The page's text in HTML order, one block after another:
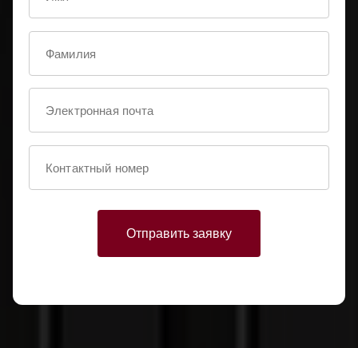
Отправить заявку